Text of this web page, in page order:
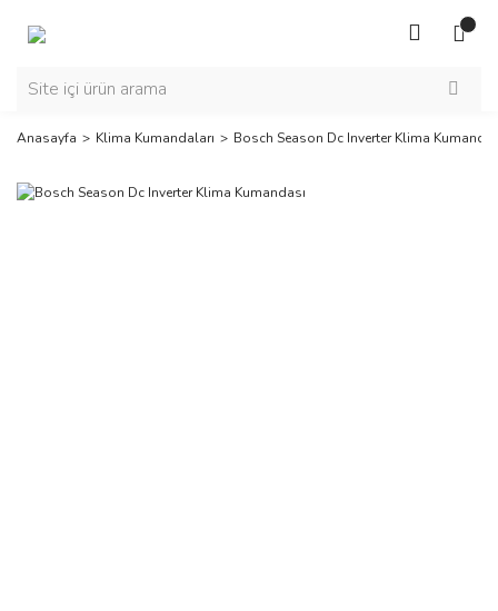
Anasayfa Klima Kumandaları Bosch Season Dc Inverter Klima